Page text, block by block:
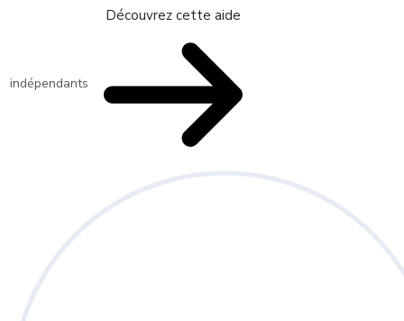
indépendants
Découvrez cette aide